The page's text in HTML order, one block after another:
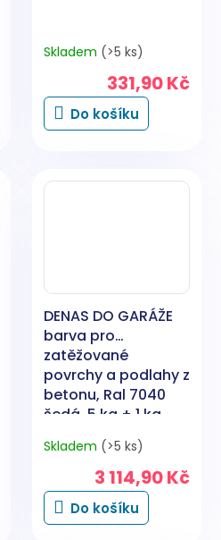
Skladem (>5 ks)
331,90 Kč
Do košíku
DENAS DO GARÁŽE
barva pro
zatěžované
povrchy a podlahy z
betonu, Ral 7040
šedá, 5 kg + 1 kg
Skladem (>5 ks)
3 114,90 Kč
Do košíku